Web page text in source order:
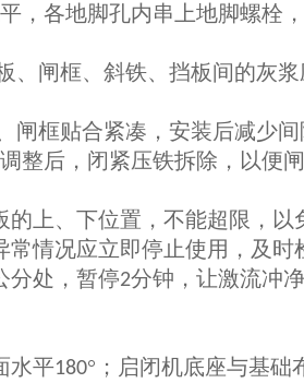
，各地脚孔内串上地脚螺栓
、闸框、斜铁、挡板间的灰
闸框贴合紧凑，安装后减少间
整后，闭紧压铁拆除，以便闸
上、下位置，不能超限，以
情况应立即停止使用，及时
分处，暂停2分钟，让激流冲
水平180°；启闭机底座与基础